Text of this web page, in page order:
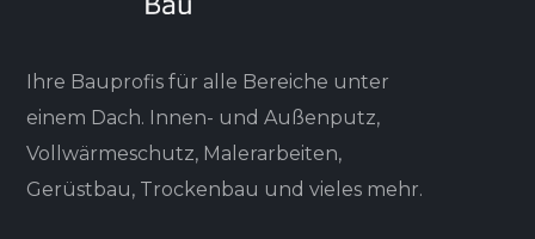
Ihre Bauprofis für alle Bereiche unter
einem Dach. Innen- und Außenputz,
Vollwärmeschutz, Malerarbeiten,
Gerüstbau, Trockenbau und vieles mehr.